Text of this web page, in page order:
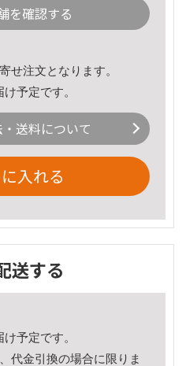
を確認する
せ注文となります。
予定です。
送料について
入れる
送する
予定です。
代金引換の場合に限りま